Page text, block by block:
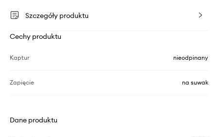
Szczegóły produktu
Cechy produktu
Kaptur nieodpinany
Zapięcie na suwak
Dane produktu